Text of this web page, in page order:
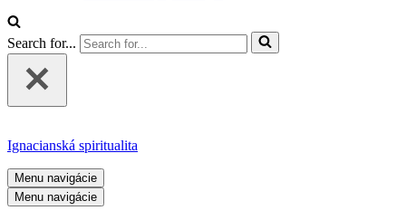
Search for...
Ignacianská spiritualita
Menu navigácie
Menu navigácie